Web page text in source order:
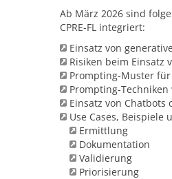
Ab März 2026 sind
CPRE-FL integriert:
Einsatz von
Risiken beim Einsatz
Prompting-Muster
Prompting-
Einsatz von
Use Cases, Beispiele
Ermittlung
Dokumentation
Validierung
Priorisierung